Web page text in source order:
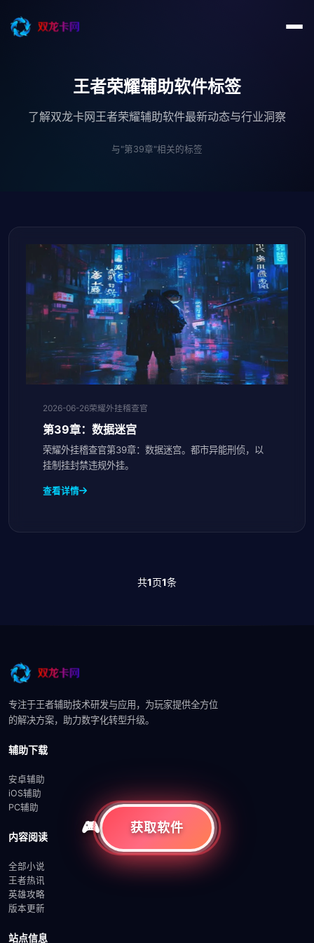
王者荣耀辅助软件标签
了解双龙卡网王者荣耀辅助软件最新动态与行业洞察
与"第39章"相关的标签
2026-06-26荣耀外挂稽查官
第39章：数据迷宫
荣耀外挂稽查官第39章：数据迷宫。都市异能刑侦，以
挂制挂封禁违规外挂。
查看详情
共1页1条
专注于王者辅助技术研发与应用，为玩家提供全方位
的解决方案，助力数字化转型升级。
辅助下载
安卓辅助
iOS辅助
PC辅助
内容阅读
全部小说
王者热讯
英雄攻略
版本更新
站点信息
获取软件